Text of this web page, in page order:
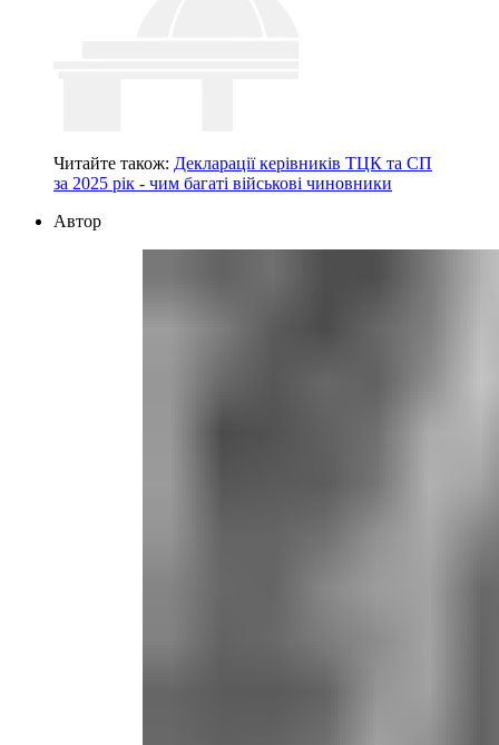
Читайте також: Декларації керівників ТЦК та СП
за 2025 рік - чим багаті військові чиновники
Автор